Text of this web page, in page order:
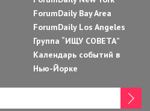
ForumDaily Bay Area
ForumDaily Los Angeles
Группа “ИЩУ СОВЕТА”
Календарь событий в
Нью-Йорке